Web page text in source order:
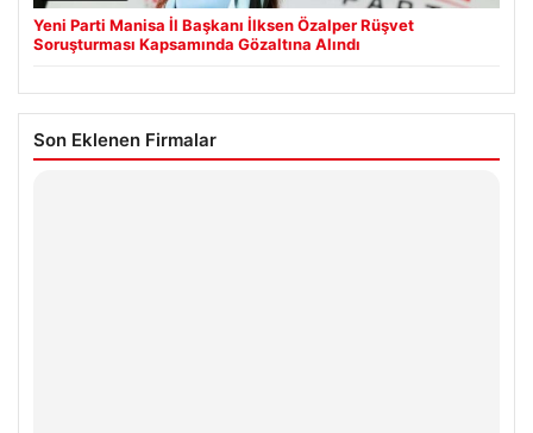
Yeni Parti Manisa İl Başkanı İlksen Özalper Rüşvet
Soruşturması Kapsamında Gözaltına Alındı
Son Eklenen Firmalar